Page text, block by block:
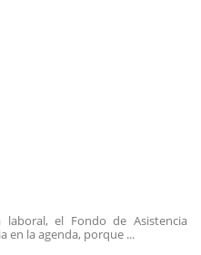
el Fondo de Asistencia
en la agenda, porque ...